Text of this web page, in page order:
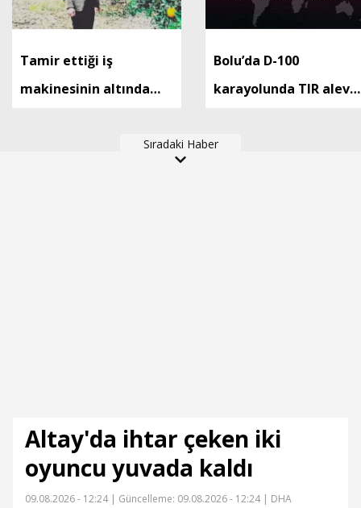
Tamir ettiği iş
makinesinin altında
Bolu’da D-100
karayolunda TIR alev
Sıradaki Haber
Altay'da ihtar çeken iki
oyuncu yuvada kaldı
09.08.2026 - 12:24 | Güncelleme: 09.08.2026 - 12:24 | DHA